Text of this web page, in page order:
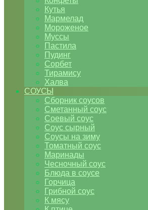
Кутья
Мармелад
Мороженое
Муссы
Пастила
Пудинг
Сорбет
Тирамису
Халва
СОУСЫ
Сборник соусов
Сметанный соус
Соевый соус
Соус сырный
Соусы на зиму
Томатный соус
Маринады
Чесночный соус
Блюда в соусе
Горчица
Грибной соус
К мясу